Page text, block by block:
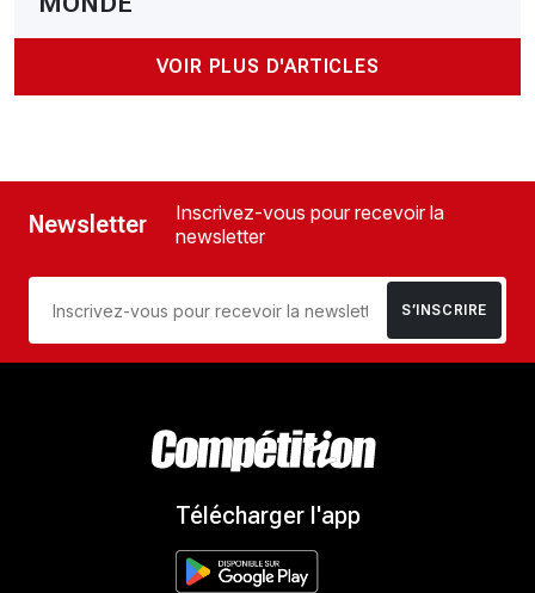
VOIR PLUS D'ARTICLES
Newsletter
Inscrivez-vous pour recevoir la
newsletter
S’INSCRIRE
Télécharger l'app